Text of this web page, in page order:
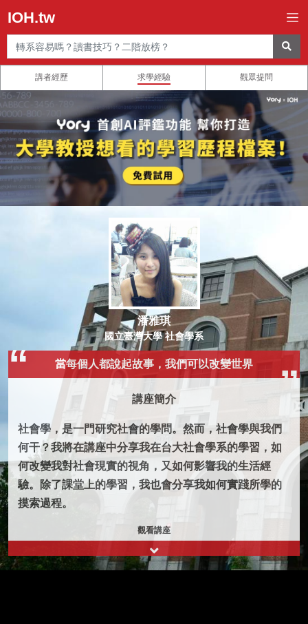
IOH.tw
講者經歷 求學經驗 觀眾提問
潘雅琪
國立臺灣大學 社會學系
當每個人都說起故事，我們可以改變世界
講座簡介
社會學，是一門研究社會的學問。然而，社會學與我們
何干？我將在講座中分享我在台大社會學系的學習，如
何改變我對社會現實的視角，又如何影響我的生活經
驗。除了課堂上的學習，我也會分享我如何實踐所學的
摸索過程。
觀看講座